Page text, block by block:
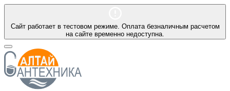
Сайт работает в тестовом режиме. Оплата безналичным расчетом
на сайте временно недоступна.